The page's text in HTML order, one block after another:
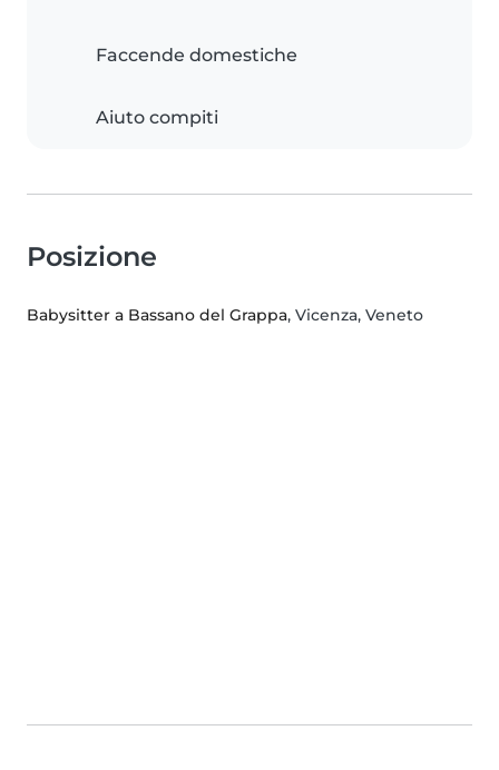
Faccende domestiche
Aiuto compiti
Posizione
Babysitter a Bassano del Grappa, Vicenza, Veneto